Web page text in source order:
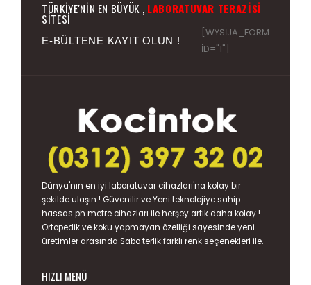
TÜRKIYE'NIN EN BÜYÜK , LABORATUVAR TERAZISI
SITESI
E-BÜLTENE KAYIT OLUN !
[WYSIJA_FORM
ID="1"]
Dünya'nın en iyi laboratuvar cihazları'na kolay bir
şekilde ulaşın ! Güvenilir ve Yeni teknolojiye sahip
hassas ph metrecihazları ile herşey artık daha kolay !
Ortopedik ve koku yapmayan özelliği sayesinde yeni
üretimler arasında Sabo terlikfarklı renk seçenekleri ile.
HIZLI MENÜ